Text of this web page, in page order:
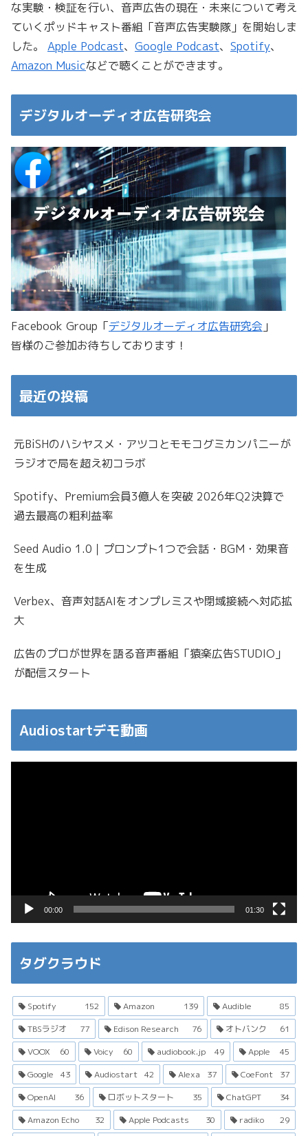
な実験・検証を行い、音声広告の現在・未来について考え
ていくポッドキャスト番組「音声広告実験隊」を開始しま
した。 Apple Podcast、 Google Podcast、 Spotify、
Amazon Musicなどで聴くことができます。
デジタルオーディオ広告研究会
Facebook Group「デジタルオーディオ広告研究会 」
皆様のご参加お待ちしております！
最近の投稿
元BiSHのハシヤスメ・アツコとモモコグミカンパニーが
ラジオで局を超え初コラボ
Spotify、Premium会員3億人を突破 2026年Q2決算で
過去最高の粗利益率
Seed Audio 1.0｜プロンプト1つで会話・BGM・効果音
を生成
Verbex、音声対話AIをオンプレミスや閉域接続へ対応拡
大
広告のプロが世界を語る音声番組「猿楽広告STUDIO」
が配信スタート
Audiostartデモ動画
00:00 01:30
タグクラウド
Spotify 152 Amazon 139 Audible
85
TBSラジオ
77 Edison Research 76 オトバンク
61
VOOX
60 Voicy 60 audiobook.jp 49 Apple
45
Google
43 Audiostart 42 Alexa 37 CoeFont
37
OpenAI
36 ロボットスタート 35 ChatGPT
34
Amazon Echo
32 Apple Podcasts 30 radiko
29